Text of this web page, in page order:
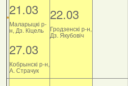
21.03
Маларыцкі р-
н, Дз. Кіцель
27.03
Кобрынскі р-н,
А. Страчук
22.03
Гродзенскі р-н,
Дз. Якубовіч